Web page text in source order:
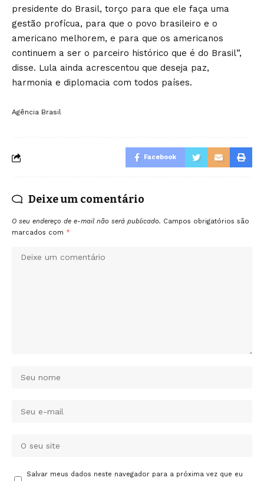
presidente do Brasil, torço para que ele faça uma
gestão profícua, para que o povo brasileiro e o
americano melhorem, e para que os americanos
continuem a ser o parceiro histórico que é do Brasil”,
disse. Lula ainda acrescentou que deseja paz,
harmonia e diplomacia com todos países.
Agência Brasil
Facebook
Deixe um comentário
O seu endereço de e-mail não será publicado. Campos obrigatórios são
marcados com *
Salvar meus dados neste navegador para a próxima vez que eu